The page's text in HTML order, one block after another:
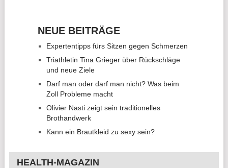
NEUE BEITRÄGE
Expertentipps fürs Sitzen gegen Schmerzen
Triathletin Tina Grieger über Rückschläge
und neue Ziele
Darf man oder darf man nicht? Was beim
Zoll Probleme macht
Olivier Nasti zeigt sein traditionelles
Brothandwerk
Kann ein Brautkleid zu sexy sein?
HEALTH-MAGAZIN